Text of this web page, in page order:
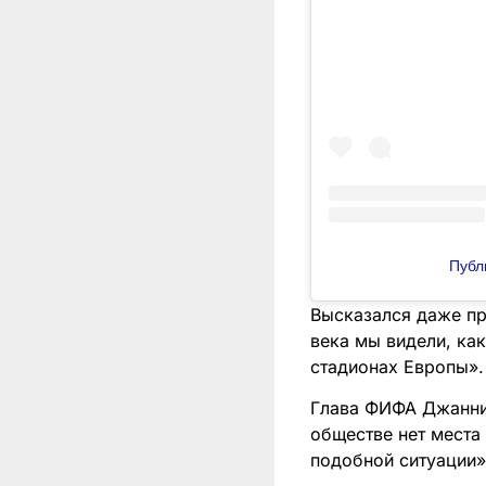
Высказался даже
века мы видели,
стадионах Европы».
Глава ФИФА Джанни
обществе нет
подобной